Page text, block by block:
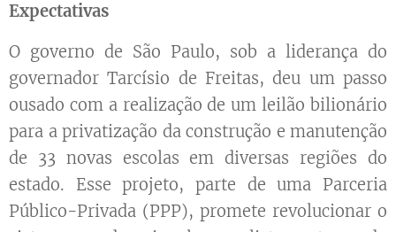
Expectativas
O governo de São Paulo, sob a liderança do
governador Tarcísio de Freitas, deu um passo
ousado com a realização de um leilão bilionário
para a privatização da construção e manutenção
de 33 novas escolas em diversas regiões do
estado. Esse projeto, parte de uma Parceria
Público-Privada (PPP), promete revolucionar o